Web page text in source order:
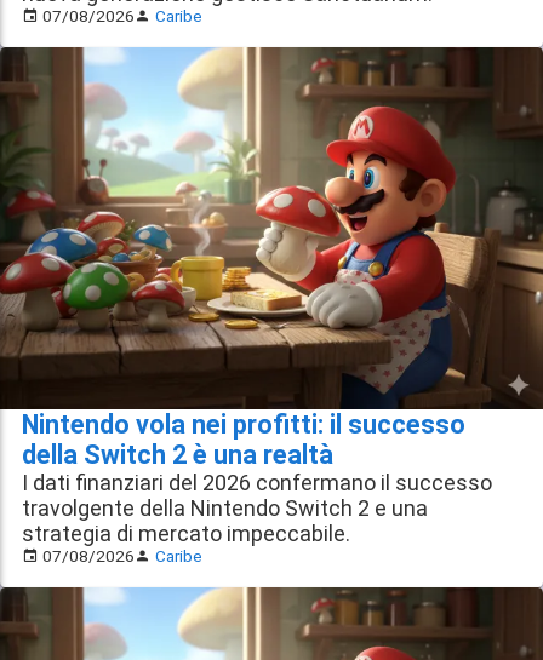
07/08/2026 Caribe
Nintendo vola nei profitti: il successo
della Switch 2 è una realtà
I dati finanziari del 2026 confermano il successo
travolgente della Nintendo Switch 2 e una
strategia di mercato impeccabile.
07/08/2026 Caribe